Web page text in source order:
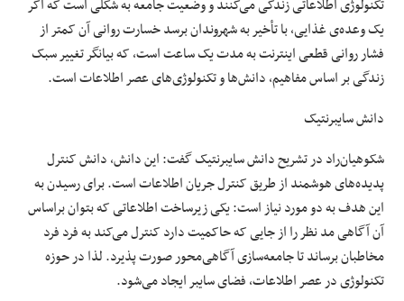
تکنولوژی اطلاعاتی زندگی می‌کنند و وضعیت جامعه به شکلی است که اگر
یک وعده‌ی غذایی، با تأخیر به شهروندان برسد خسارت روانی آن کمتر از
فشار روانی قطعی اینترنت به مدت یک ساعت است، که بیانگر تغییر سبک
زندگی بر اساس مفاهیم، دانش‌ها و تکنولوژی‌های عصر اطلاعات است.
دانش سایبرنتیک
شکوهیان‌راد در تشریح دانش سایبرنتیک گفت: این دانش، دانش کنترل
پدیده‌های هوشمند از طریق کنترل جریان اطلاعات است. برای رسیدن به
این هدف به دو مورد نیاز است: یکی زیرساخت اطلاعاتی که بتوان براساس
آن آگاهی مد نظر را از جایی که حاکمیت دارد کنترل می‌کند به فرد فرد
مخاطبان برساند تا جامعه‌سازی آگاهی‌محور صورت پذیرد. لذا در حوزه
تکنولوژی در عصر اطلاعات، فضای سایبر ایجاد می‌شود.